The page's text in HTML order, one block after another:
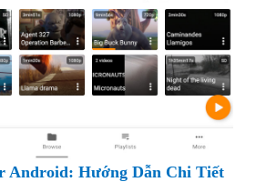
Android: Hướng Dẫn Chi Tiết